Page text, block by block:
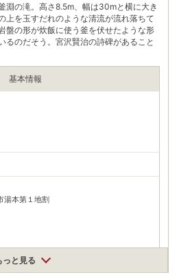
淵の滝。高さ8.5m、幅は30mと横に大き
上を玉すだれのような清流が流れ落ちて
盤の形が炊飯に使う釜を伏せたような形
るのだそう。宮沢賢治の詩碑があること
基本情報
湯本第１地割
で約15分／無料送迎バスで約20分
っと見る